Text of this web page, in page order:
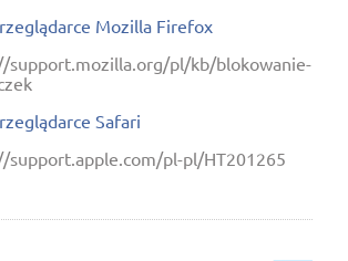
Mozilla Firefox
support.mozilla.org/pl/kb/blokowanie-
Safari
support.apple.com/pl-pl/HT201265